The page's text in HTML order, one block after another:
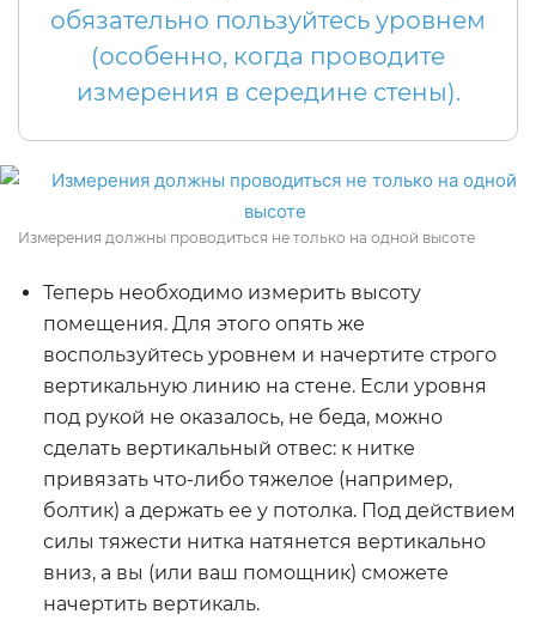
обязательно пользуйтесь уровнем
(особенно, когда проводите
измерения в середине стены).
Измерения должны проводиться не только на одной высоте
Теперь необходимо измерить высоту
помещения. Для этого опять же
воспользуйтесь уровнем и начертите строго
вертикальную линию на стене. Если уровня
под рукой не оказалось, не беда, можно
сделать вертикальный отвес: к нитке
привязать что-либо тяжелое (например,
болтик) а держать ее у потолка. Под действием
силы тяжести нитка натянется вертикально
вниз, а вы (или ваш помощник) сможете
начертить вертикаль.